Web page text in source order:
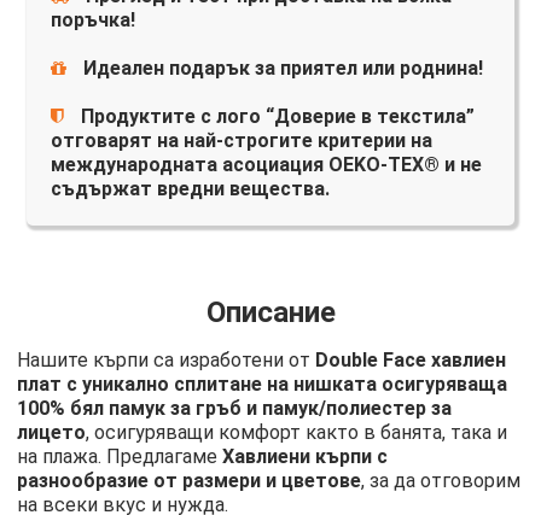
поръчка!
Идеален подарък за приятел или роднина!
Продуктите с лого “Доверие в текстила”
отговарят на най-строгите критерии на
международната асоциация OEKO-TEX® и не
съдържат вредни вещества.
Описание
Нашите кърпи са изработени от Double Face хавлиен
плат с уникално сплитане на нишката осигуряваща
100% бял памук за гръб и памук/полиестер за
лицето, осигуряващи комфорт както в банята, така и
на плажа. ПредлагамеХавлиени кърпи с
разнообразие от размери и цветове, за да отговорим
на всеки вкус и нужда.